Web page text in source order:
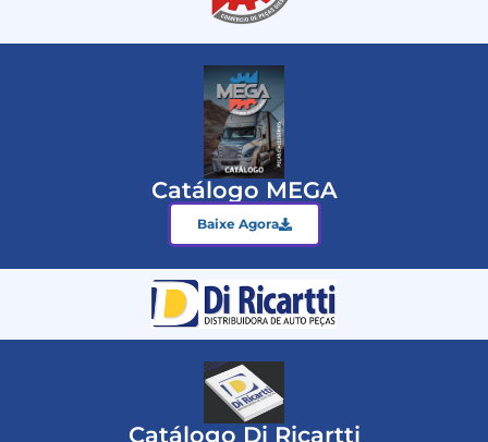
Catálogo MEGA
Baixe Agora
Catálogo Di Ricartti